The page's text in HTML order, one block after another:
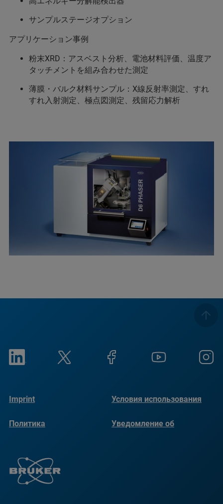
サンプルステージオプション
アプリケーション事例
粉末XRD：アスベスト分析、電池材料評価、温度ア
タッチメントを組み合わせた測定
薄膜・バルク材料サンプル：X線反射率測定、すれ
すれ入射測定、極点図測定、残留応力解析
Imprint Условия использования
Политика
Уведомление об